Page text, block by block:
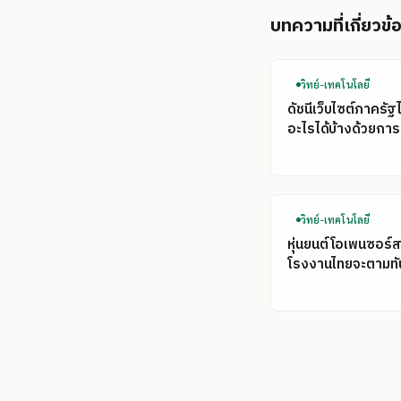
บทความที่เกี่ยวข้
วิทย์-เทคโนโลยี
ดัชนีเว็บไซต์ภาครัฐ
อะไรได้บ้างด้วยกา
วิทย์-เทคโนโลยี
หุ่นยนต์โอเพนซอร์
โรงงานไทยจะตาม